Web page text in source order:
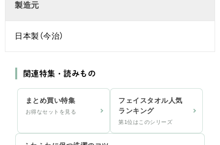
製造元
日本製（今治）
関連特集・読みもの
まとめ買い特集
お得なセットを見る
フェイスタオル人気
ランキング
第1位はこのシリーズ